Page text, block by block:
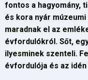
fontos a hagyomány,
és kora nyár
maradnak el az
évfordulókról. Sőt,
ilyesminek szenteli.
évfordulója és az